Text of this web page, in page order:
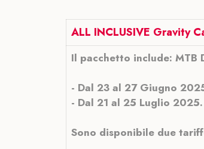
ALL INCLUSIVE Gravity
Il pacchetto include:
- Dal 23 al 27 Giugno
- Dal 21 al 25 Luglio 2025.
Sono disponibile due